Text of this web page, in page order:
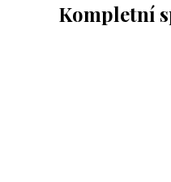
Kompletní